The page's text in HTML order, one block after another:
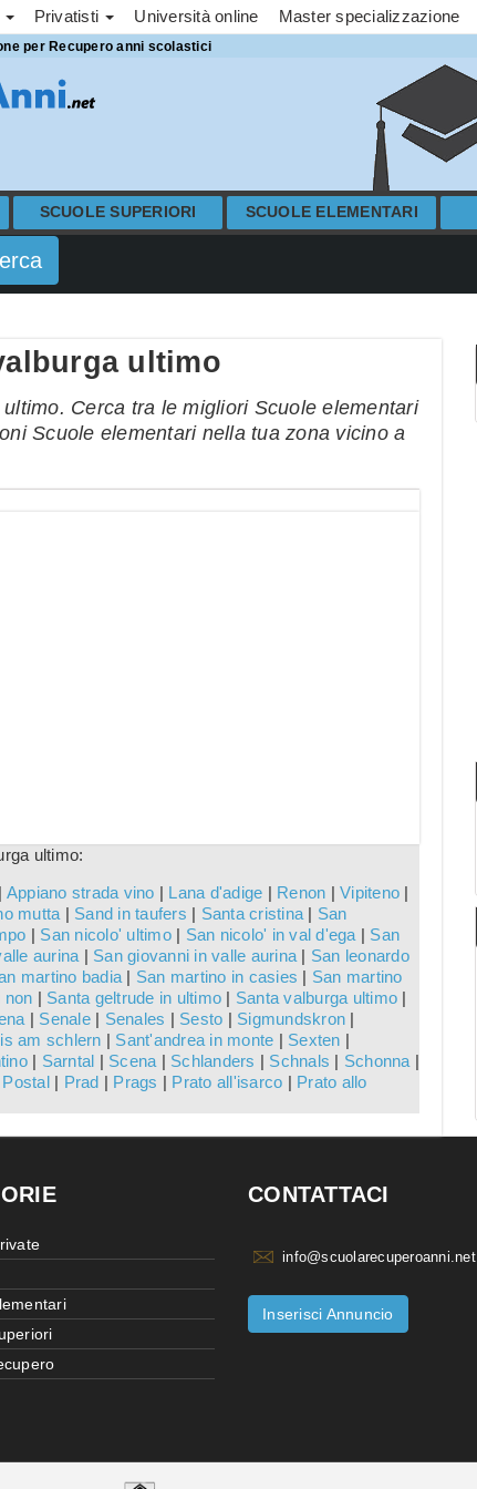
Privatisti Università online Master specializzazione
per Recupero anni scolastici
SCUOLE SUPERIORI SCUOLE ELEMENTARI
ultimo
Cerca tra le migliori Scuole elementari
Scuole elementari nella tua zona vicino a
ultimo:
| Appiano strada vino | Lana d'adige | Renon | Vipiteno |
mutta | Sand in taufers | Santa cristina | San
| San nicolo' ultimo| San nicolo' in val d'ega | San
aurina | San giovanni in valle aurina | San leonardo
martino badia | San martino in casies | San martino
non | Santa geltrude in ultimo | Santa valburga ultimo |
| Senale| Senales | Sesto | Sigmundskron |
am schlern | Sant'andrea in monte | Sexten |
| Sarntal | Scena | Schlanders | Schnals | Schonna |
Postal| Prad | Prags | Prato all'isarco | Prato allo
CONTATTACI
info@scuolarecuperoanni.net
Inserisci Annuncio